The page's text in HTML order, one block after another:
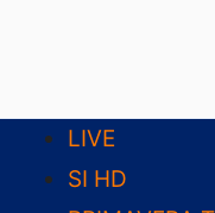
LIVE
SI HD